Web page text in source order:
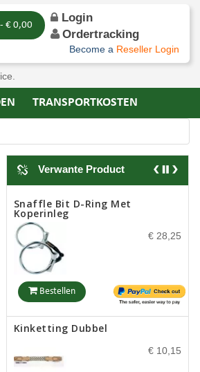
€ 0,00
Login
Ordertracking
Become a Reseller Login
TRANSPORTKOSTEN
Verwante Product
Snaffle Bit D-Ring Met
Koperinleg
€ 28,25
Bestellen
Kinketting Dubbel
€ 10,15